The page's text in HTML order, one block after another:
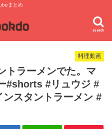
まとめ
search
料理動画
トラーメンでた。マ
#shorts #リュウジ #
スタントラーメン #